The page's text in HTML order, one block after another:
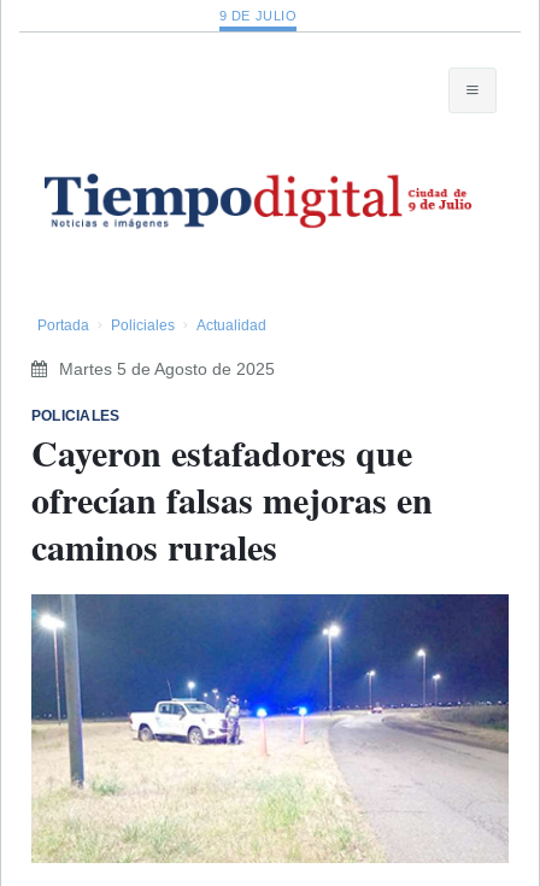
9 DE JULIO
Portada Policiales Actualidad
Martes 5 de Agosto de 2025
POLICIALES
​Cayeron estafadores que
ofrecían falsas mejoras en
caminos rurales